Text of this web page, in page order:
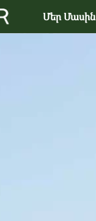
Մեր Մասին